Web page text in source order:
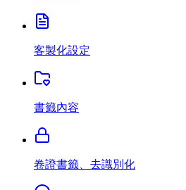
客製化設定
書籤內容
卷證書籤、去識別化